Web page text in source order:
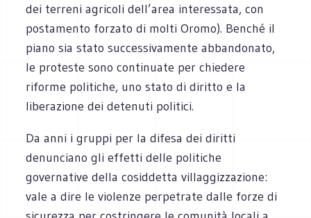
dei terreni agricoli dell’area interessata, con
postamento forzato di molti Oromo). Benché il
piano sia stato successivamente abbandonato,
le proteste sono continuate per chiedere
riforme politiche, uno stato di diritto e la
liberazione dei detenuti politici.
Da anni i gruppi per la difesa dei diritti
denunciano gli effetti delle politiche
governative della cosiddetta villaggizzazione:
vale a dire le violenze perpetrate dalle forze di